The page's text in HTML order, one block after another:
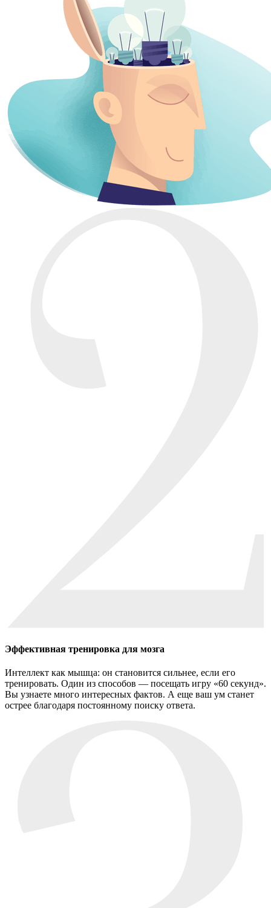
Эффективная тренировка для мозга
Интеллект как мышца: он становится сильнее, если его
тренировать. Один из способов — посещать игру «60 секунд».
Вы узнаете много интересных фактов. А еще ваш ум станет
острее благодаря постоянному поиску ответа.